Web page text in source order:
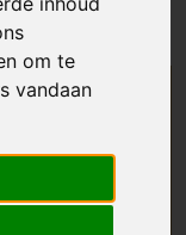
om te
vandaan
houden u op